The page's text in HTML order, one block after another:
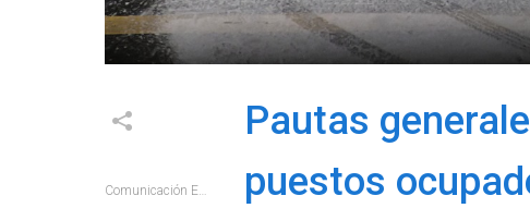
Comunicación E+e
Pautas
puestos